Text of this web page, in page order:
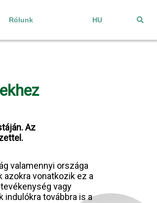
Rólunk HU
Az
valamennyi országa
vonatkozik ez a
vagy
indulókra továbbra is a